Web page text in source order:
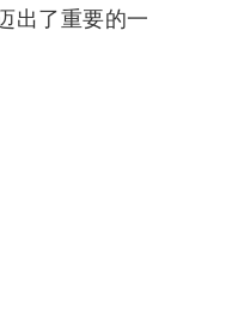
出了重要的一